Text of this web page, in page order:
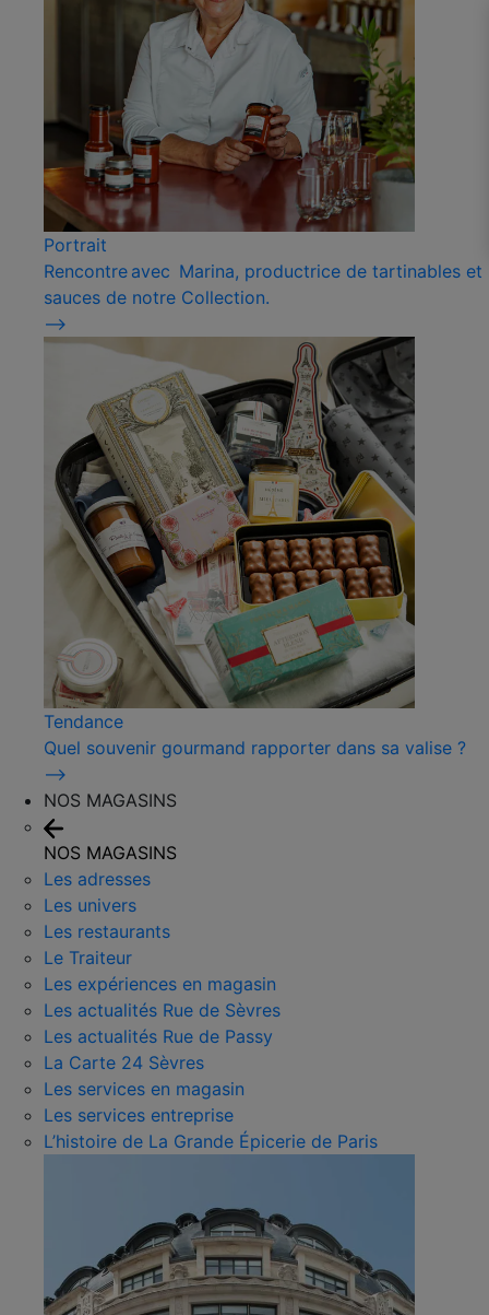
Portrait
Rencontre avec Marina, productrice de tartinables et
sauces de notre Collection.
⟶
Tendance
Quel souvenir gourmand rapporter dans sa valise ?
⟶
NOS MAGASINS
NOS MAGASINS
Les adresses
Les univers
Les restaurants
Le Traiteur
Les expériences en magasin
Les actualités Rue de Sèvres
Les actualités Rue de Passy
La Carte 24 Sèvres
Les services en magasin
Les services entreprise
L’histoire de La Grande Épicerie de Paris